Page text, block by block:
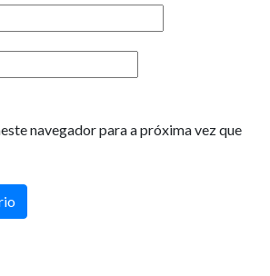
navegador para a próxima vez que